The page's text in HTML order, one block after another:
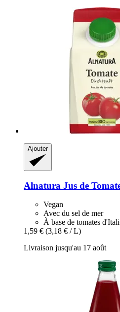
Ajouter
Alnatura Jus de
Vegan
Avec du sel de mer
À base de tomates
1,59 € (3,18 € / L)
Livraison jusqu'au 17 août